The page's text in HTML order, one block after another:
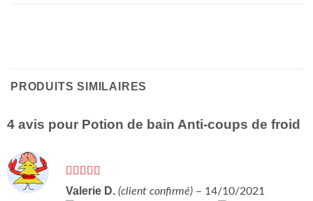
PRODUITS SIMILAIRES
4 avis pour Potion de bain Anti-coups de froid
Note5sur 5
Valerie D. (client confirmé) – 14/10/2021